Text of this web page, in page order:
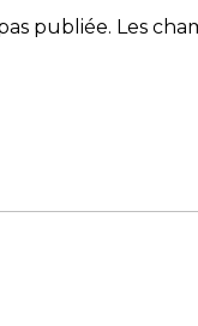
publiée. Les